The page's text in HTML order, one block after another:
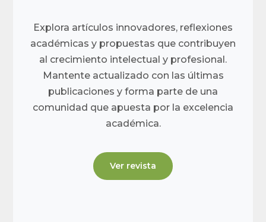
Explora artículos innovadores, reflexiones
académicas y propuestas que contribuyen
al crecimiento intelectual y profesional.
Mantente actualizado con las últimas
publicaciones y forma parte de una
comunidad que apuesta por la excelencia
académica.
Ver revista